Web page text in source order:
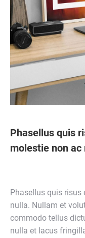
Phasellus quis
molestie non
Phasellus quis
nulla. Nullam et
commodo tellus
nulla et lacus